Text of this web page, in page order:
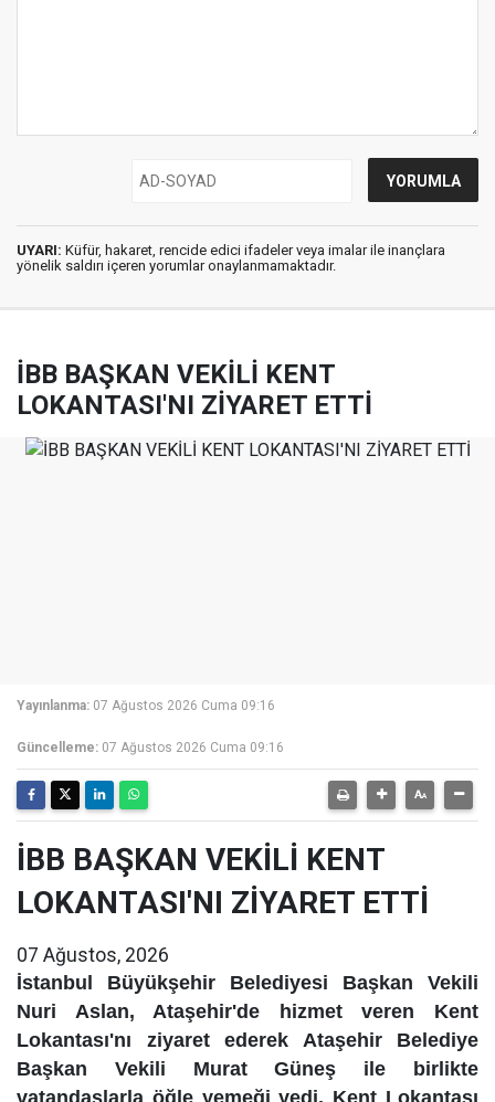
UYARI: Küfür, hakaret, rencide edici ifadeler veya imalar ile inançlara
yönelik saldırı içeren yorumlar onaylanmamaktadır.
İBB BAŞKAN VEKİLİ KENT
LOKANTASI'NI ZİYARET ETTİ
Yayınlanma: 07 Ağustos 2026 Cuma 09:16
Güncelleme: 07 Ağustos 2026 Cuma 09:16
İBB BAŞKAN VEKİLİ KENT
LOKANTASI'NI ZİYARET ETTİ
07 Ağustos, 2026
İstanbul Büyükşehir Belediyesi Başkan Vekili
Nuri Aslan, Ataşehir'de hizmet veren Kent
Lokantası'nı ziyaret ederek Ataşehir Belediye
Başkan Vekili Murat Güneş ile birlikte